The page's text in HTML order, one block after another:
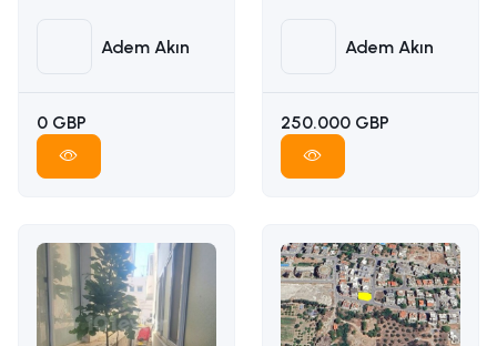
05338314949Adem Akın
0 GBP
05338314949Adem Akın
250.000 GBP